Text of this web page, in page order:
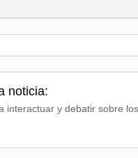
noticia:
interactuar y debatir sobre